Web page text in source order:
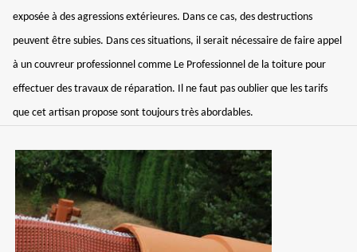
exposée à des agressions extérieures. Dans ce cas, des destructions
peuvent être subies. Dans ces situations, il serait nécessaire de faire appel
à un couvreur professionnel comme Le Professionnel de la toiture pour
effectuer des travaux de réparation. Il ne faut pas oublier que les tarifs
que cet artisan propose sont toujours très abordables.